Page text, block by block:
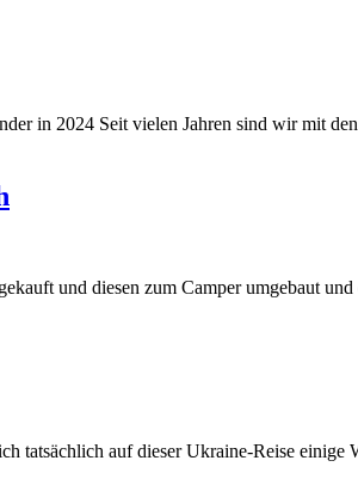
in 2024 Seit vielen Jahren sind wir mit
und diesen zum Camper umgebaut
tatsächlich auf dieser Ukraine-Reise